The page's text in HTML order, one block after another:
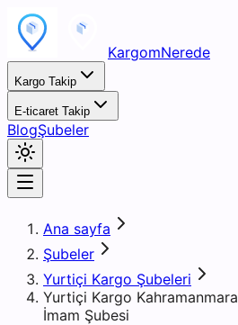
KargomNerede
Kargo Takip
E-ticaret Takip
BlogŞubeler
Ana sayfa
Şubeler
Yurtiçi Kargo Şubeleri
Yurtiçi Kargo
İmam Şubesi